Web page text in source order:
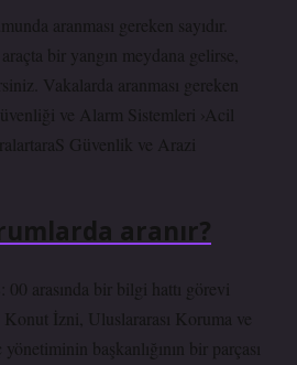
aranması gereken sayıdır.
bir yangın meydana gelirse,
Vakalarda aranması gereken
ve Alarm Sistemleri ›Acil
Güvenlik ve Arazi
aranır?
arasında bir bilgi hattı görevi
İzni, Uluslararası Koruma ve
başkanlığının bir parçası